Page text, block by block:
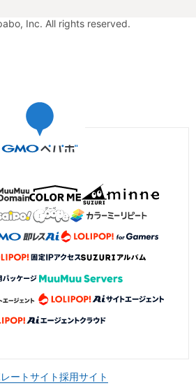
Inc. All rights reserved.
ートサイト採用サイト